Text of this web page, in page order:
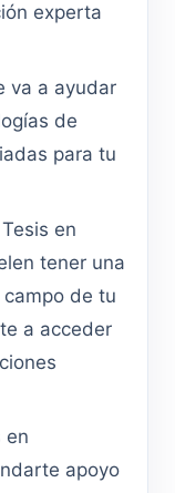
experta
va a ayudar
de
para tu
en
tener una
de tu
a acceder
en
apoyo